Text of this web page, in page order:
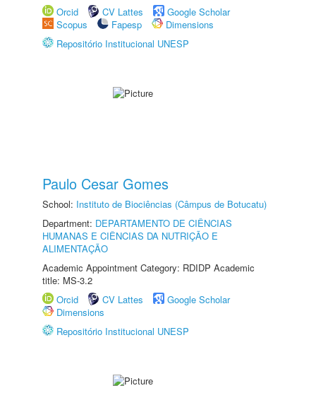
Orcid
CV Lattes
Google Scholar
Scopus
Fapesp
Dimensions
Repositório Institucional UNESP
Paulo Cesar Gomes
School: Instituto de Biociências (Câmpus de Botucatu)
Department: DEPARTAMENTO DE CIÊNCIAS
HUMANAS E CIÊNCIAS DA NUTRIÇÃO E
ALIMENTAÇÃO
Academic Appointment Category: RDIDP Academic
title: MS-3.2
Orcid
CV Lattes
Google Scholar
Dimensions
Repositório Institucional UNESP